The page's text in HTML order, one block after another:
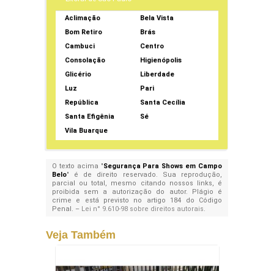
Aclimação
Bela Vista
Bom Retiro
Brás
Cambuci
Centro
Consolação
Higienópolis
Glicério
Liberdade
Luz
Pari
República
Santa Cecília
Santa Efigênia
Sé
Vila Buarque
O texto acima "Segurança Para Shows em Campo
Belo" é de direito reservado. Sua reprodução,
parcial ou total, mesmo citando nossos links, é
proibida sem a autorização do autor. Plágio é
crime e está previsto no artigo 184 do Código
Penal. – Lei n° 9.610-98 sobre direitos autorais.
Veja Também